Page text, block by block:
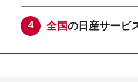
全国の日産サービ